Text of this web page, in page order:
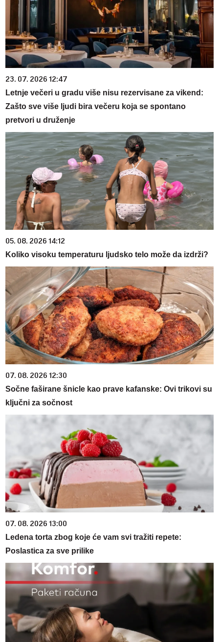
23. 07. 2026 12:47
Letnje večeri u gradu više nisu rezervisane za vikend:
Zašto sve više ljudi bira večeru koja se spontano
pretvori u druženje
05. 08. 2026 14:12
Koliko visoku temperaturu ljudsko telo može da izdrži?
07. 08. 2026 12:30
Sočne faširane šnicle kao prave kafanske: Ovi trikovi su
ključni za sočnost
07. 08. 2026 13:00
Ledena torta zbog koje će vam svi tražiti repete:
Poslastica za sve prilike